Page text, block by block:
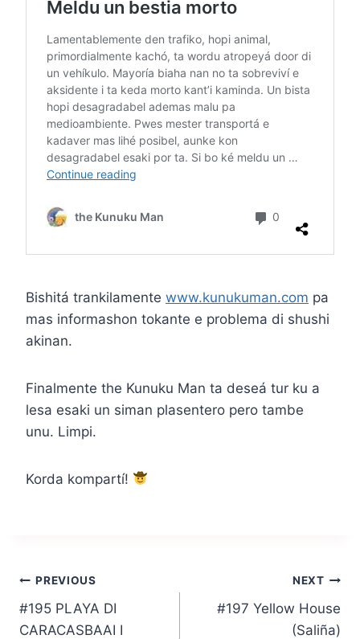
Bishitá trankilamente www.kunukuman.com pa
mas informashon tokante e problema di shushi
akinan.
Finalmente the Kunuku Man ta deseá tur ku a
lesa esaki un siman plasentero pero tambe
unu. Limpi.
Korda kompartí!
Post
navigation
PREVIOUS
#195 PLAYA DI
CARACASBAAI I
NEXT
#197 Yellow House
(Saliña)